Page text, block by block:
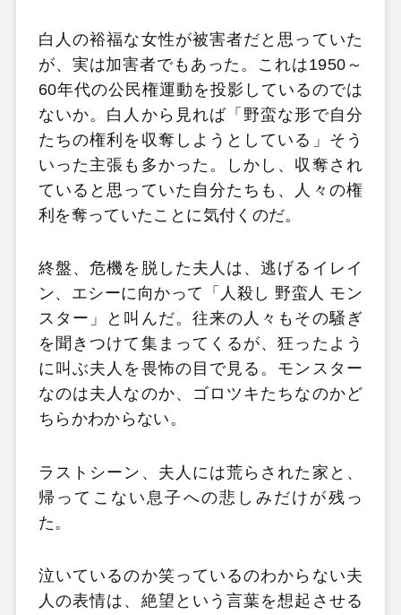
白人の裕福な女性が被害者だと思っていた
が、実は加害者でもあった。これは1950～
60年代の公民権運動を投影しているのでは
ないか。白人から見れば「野蛮な形で自分
たちの権利を収奪しようとしている」そう
いった主張も多かった。しかし、収奪され
ていると思っていた自分たちも、人々の権
利を奪っていたことに気付くのだ。
終盤、危機を脱した夫人は、逃げるイレイ
ン、エシーに向かって「人殺し 野蛮人 モン
スター」と叫んだ。往来の人々もその騒ぎ
を聞きつけて集まってくるが、狂ったよう
に叫ぶ夫人を畏怖の目で見る。モンスター
なのは夫人なのか、ゴロツキたちなのかど
ちらかわからない。
ラストシーン、夫人には荒らされた家と、
帰ってこない息子への悲しみだけが残っ
た。
泣いているのか笑っているのわからない夫
人の表情は、絶望という言葉を想起させる